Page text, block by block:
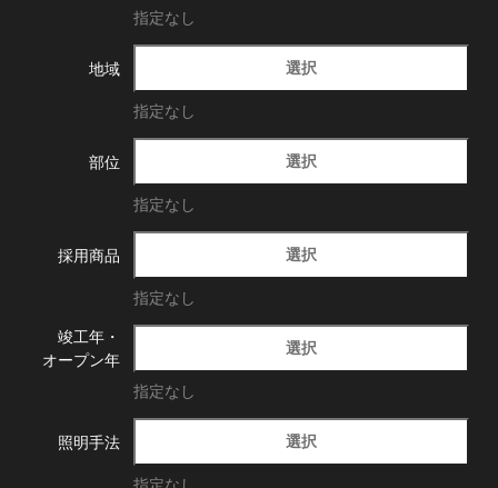
指定なし
地域 選択
指定なし
部位 選択
指定なし
採用商品 選択
指定なし
竣工年・
オープン年
選択
指定なし
照明手法 選択
指定なし